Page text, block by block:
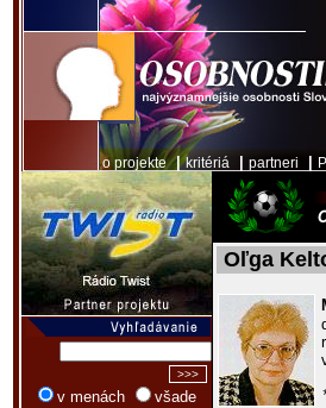
o projekte|kritériá partneri
v menách všade
Oľga